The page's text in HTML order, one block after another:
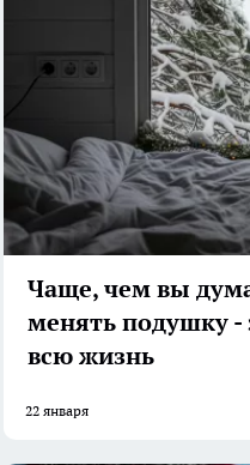
Чаще, чем вы
менять подушку -
всю жизнь
22 января